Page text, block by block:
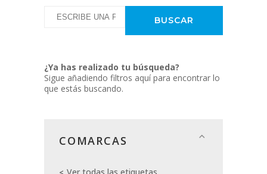
¿Ya has realizado tu búsqueda?
Sigue añadiendo filtros aquí para encontrar lo
que estás buscando.
COMARCAS